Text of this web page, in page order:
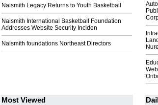
Naismith Legacy Returns to Youth Basketball
Naismith International Basketball Foundation
Addresses Website Security Inciden
Naismith foundations Northeast Directors
Most Viewed